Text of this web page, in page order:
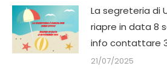
La segreteria di
riapre in data 8
info contattare
21/07/2025